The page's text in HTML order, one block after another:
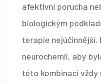
afektivní porucha
biologickým
terapie
neurochemii, aby
této kombinaci